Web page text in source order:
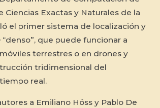
Ciencias Exactas y Naturales de la
el primer sistema de localización y
que puede funcionar a
terrestres o en drones y
tridimensional del
real.
a Emiliano Höss y Pablo De